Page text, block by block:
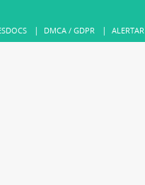
DMCA / GDPR ALERTAR